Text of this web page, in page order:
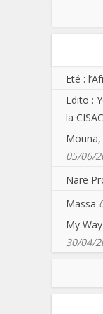
Eté :
Edito :
la CISAC
Mouna,
05/06/
Nare
Massa
My
30/04/